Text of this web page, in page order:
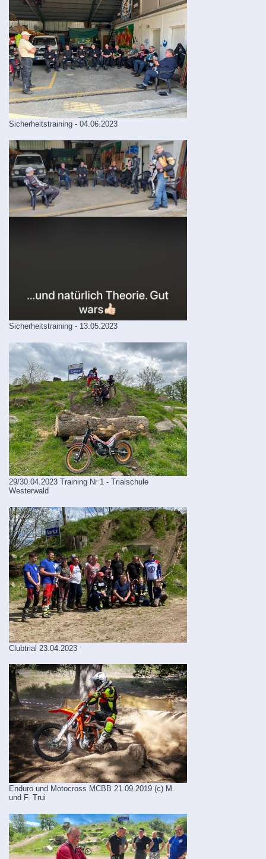
Sicherheitstraining - 04.06.2023
Sicherheitstraining - 13.05.2023
29/30.04.2023 Training Nr 1 - Trialschule
Westerwald
Clubtrial 23.04.2023
Enduro und Motocross MCBB 21.09.2019 (c) M.
und F. Trui